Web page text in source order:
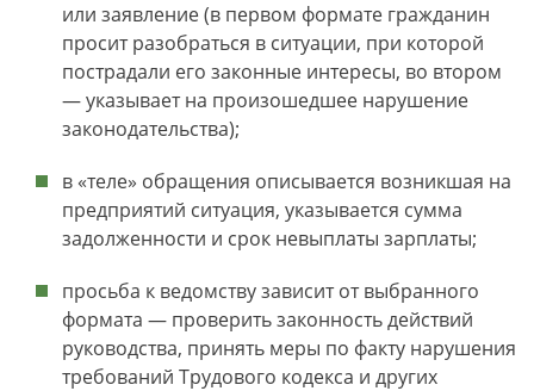
или заявление (в первом формате гражданин
просит разобраться в ситуации, при которой
пострадали его законные интересы, во втором
— указывает на произошедшее нарушение
законодательства);
в «теле» обращения описывается возникшая на
предприятий ситуация, указывается сумма
задолженности и срок невыплаты зарплаты;
просьба к ведомству зависит от выбранного
формата — проверить законность действий
руководства, принять меры по факту нарушения
требований Трудового кодекса и других